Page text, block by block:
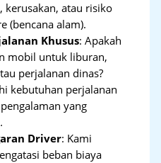
kerusakan, atau risiko
(bencana alam).
Khusus: Apakah
mobil untuk liburan,
perjalanan dinas?
kebutuhan perjalanan
yang
Driver: Kami
beban biaya